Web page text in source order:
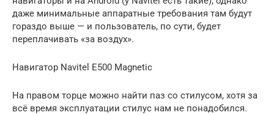
даже минимальные аппаратные требования там будут
гораздо выше — и пользователь, по сути, будет
переплачивать «за воздух».
Навигатор Navitel E500 Magnetic
На правом торце можно найти паз со стилусом, хотя за
всё время эксплуатации стилус нам не понадобился.